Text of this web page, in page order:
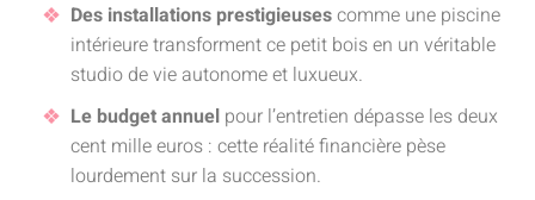
Des installations prestigieusescomme une piscine
intérieure transforment ce petit bois en un véritable
studio de vie autonome et luxueux.
Le budget annuel pour l’entretien dépasse les deux
cent mille euros : cette réalité financière pèse
lourdement sur la succession.